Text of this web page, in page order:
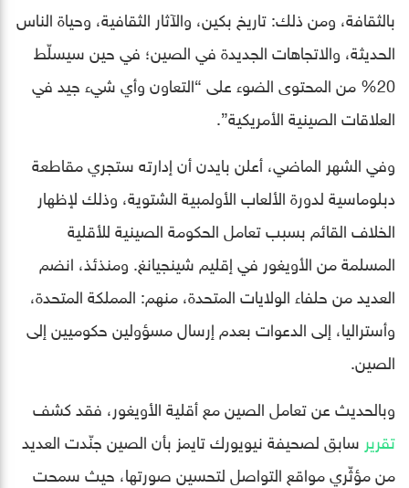
بالثقافة، ومن ذلك: تاريخ بكين، والآثار الثقافية، وحياة الناس
الحديثة، والاتجاهات الجديدة في الصين؛ في حين سيسلّط
20% من المحتوى الضوء على “التعاون وأي شيء جيد في
العلاقات الصينية الأمريكية”.
وفي الشهر الماضي، أعلن بايدن أن إدارته ستجري مقاطعة
دبلوماسية لدورة الألعاب الأولمبية الشتوية، وذلك لإظهار
الخلاف القائم بسبب تعامل الحكومة الصينية للأقلية
المسلمة من الأويغور في إقليم شينجيانغ. ومنذئذ، انضم
العديد من حلفاء الولايات المتحدة، منهم: المملكة المتحدة،
وأستراليا، إلى الدعوات بعدم إرسال مسؤولين حكوميين إلى
الصين.
وبالحديث عن تعامل الصين مع أقلية الأويغور، فقد كشف
تقرير سابق لصحيفة نيويورك تايمز بأن الصين جنّدت العديد
من مؤثّري مواقع التواصل لتحسين صورتها، حيث سمحت